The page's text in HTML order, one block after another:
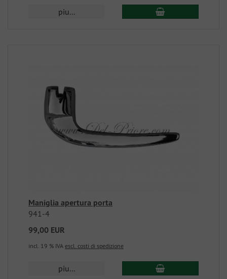
piu...
Maniglia apertura porta
941-4
99,00 EUR
incl. 19 % IVA escl. costi di spedizione
piu...